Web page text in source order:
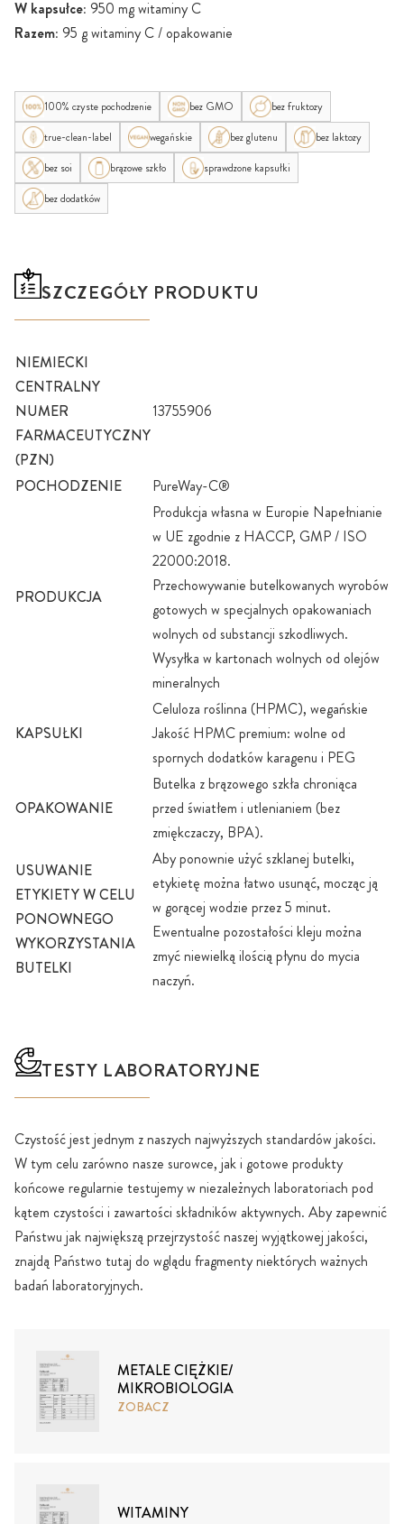
W kapsułce: 950 mg witaminy C
Razem: 95 g witaminy C / opakowanie
100% czyste pochodzenie bez GMO
bez fruktozy
true-clean-label
wegańskie bez glutenu
bez laktozy
bez soi
brązowe szkło
sprawdzone kapsułki
bez dodatków
SZCZEGÓŁY PRODUKTU
NIEMIECKI
CENTRALNY
NUMER
FARMACEUTYCZNY
(PZN)
13755906
POCHODZENIE PureWay-C®
PRODUKCJA
Produkcja własna w Europie Napełnianie
w UE zgodnie z HACCP, GMP / ISO
22000:2018.
Przechowywanie butelkowanych wyrobów
gotowych w specjalnych opakowaniach
wolnych od substancji szkodliwych.
Wysyłka w kartonach wolnych od olejów
mineralnych
KAPSUŁKI
Celuloza roślinna (HPMC), wegańskie
Jakość HPMC premium: wolne od
spornych dodatków karagenu i PEG
OPAKOWANIE
Butelka z brązowego szkła chroniąca
przed światłem i utlenianiem (bez
zmiękczaczy, BPA).
USUWANIE
ETYKIETY W CELU
PONOWNEGO
WYKORZYSTANIA
BUTELKI
Aby ponownie użyć szklanej butelki,
etykietę można łatwo usunąć, mocząc ją
w gorącej wodzie przez 5 minut.
Ewentualne pozostałości kleju można
zmyć niewielką ilością płynu do mycia
naczyń.
TESTY LABORATORYJNE
Czystość jest jednym z naszych najwyższych standardów jakości.
W tym celu zarówno nasze surowce, jak i gotowe produkty
końcowe regularnie testujemy w niezależnych laboratoriach pod
kątem czystości i zawartości składników aktywnych. Aby zapewnić
Państwu jak największą przejrzystość naszej wyjątkowej jakości,
znajdą Państwo tutaj do wglądu fragmenty niektórych ważnych
badań laboratoryjnych.
METALE CIĘŻKIE/
MIKROBIOLOGIA
ZOBACZ
WITAMINY